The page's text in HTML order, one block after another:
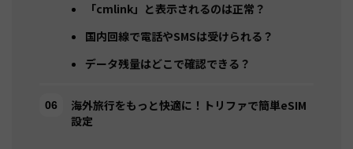
「cmlink」と表示されるのは正常？
国内回線で電話やSMSは受けられる？
データ残量はどこで確認できる？
海外旅行をもっと快適に！トリファで簡単eSIM
設定